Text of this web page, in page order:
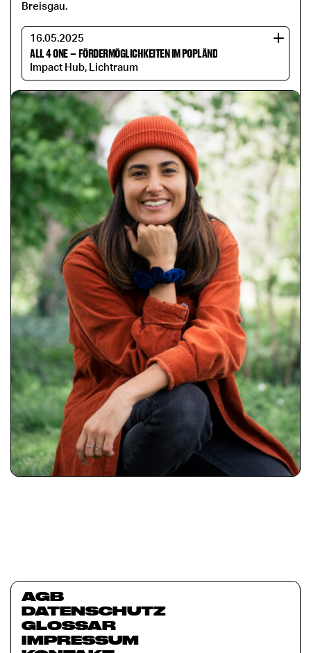
Breisgau.
16.05.2025
ALL 4 ONE–FÖRDERMÖGLICHKEITEN IM POPLÄND
Impact Hub, Lichtraum
AGB
DATENSCHUTZ
GLOSSAR
IMPRESSUM